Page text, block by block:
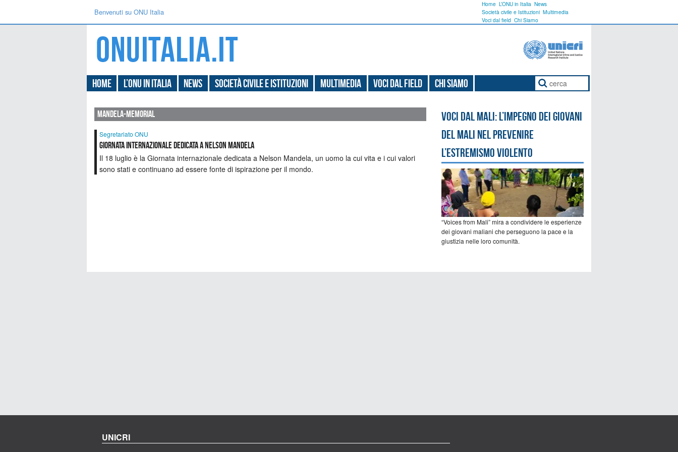
Benvenuti su ONU Italia
Home L’ONU in Italia News
Società civile e Istituzioni Multimedia
Voci dal field Chi Siamo
Home L’ONU in Italia News Società civile e Istituzioni Multimedia Voci dal field Chi Siamo
mandela-memorial
Segretariato ONU
Giornata internazionale dedicata a Nelson Mandela
Il 18 luglio è la Giornata internazionale dedicata a Nelson Mandela, un uomo la cui vita e i cui valori
sono stati e continuano ad essere fonte di ispirazione per il mondo.
Voci dal Mali: l’impegno dei giovani
del Mali nel prevenire
l’estremismo violento
“Voices from Mali” mira a condividere le esperienze
dei giovani maliani che perseguono la pace e la
giustizia nelle loro comunità.
UNICRI